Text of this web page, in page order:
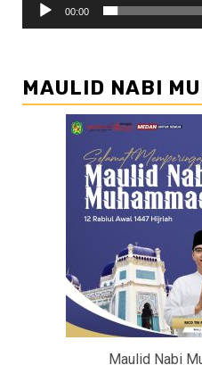
00:00
MAULID NABI
Maulid Nabi